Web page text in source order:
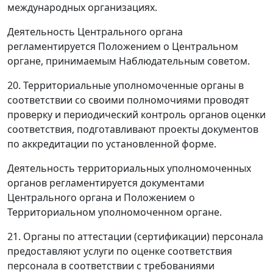
международных организациях.
Деятельность Центрального органа
регламентируется Положением о Центральном
органе, принимаемым Наблюдательным советом.
20. Территориальные уполномоченные органы в
соответствии со своими полномочиями проводят
проверку и периодический контроль органов оценки
соответствия, подготавливают проекты документов
по аккредитации по установленной форме.
Деятельность территориальных уполномоченных
органов регламентируется документами
Центрального органа и Положением о
Территориальном уполномоченном органе.
21. Органы по аттестации (сертификации) персонала
предоставляют услуги по оценке соответствия
персонала в соответствии с требованиями